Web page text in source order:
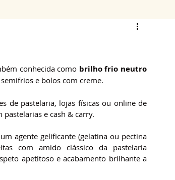
conhecida como brilho frio neutro
e bolos com creme.
de pastelaria, lojas físicas ou online de
e cash & carry.
agente gelificante (gelatina ou pectina
com amido clássico da pastelaria
apetitoso e acabamento brilhante a